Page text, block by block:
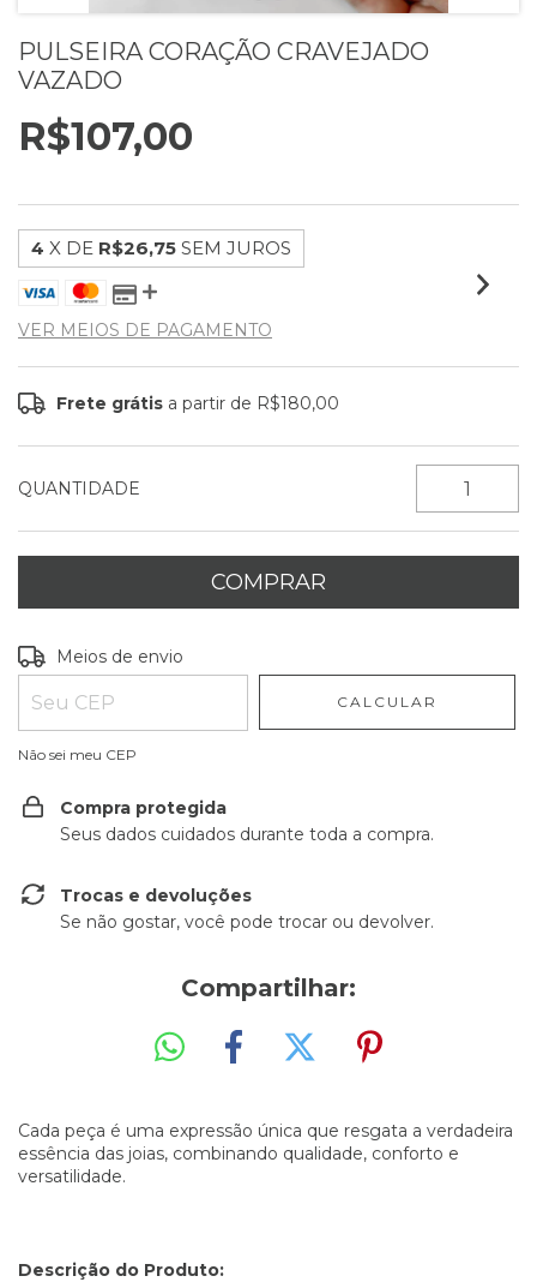
PULSEIRA CORAÇÃO CRAVEJADO
VAZADO
R$107,00
4 X DE R$26,75 SEM JUROS
VER MEIOS DE PAGAMENTO
Frete grátis a partir de R$180,00
QUANTIDADE
Entregas para o CEP:
Meios de envio
CALCULAR
Não sei meu CEP
Compra protegida
Seus dados cuidados durante toda a compra.
Trocas e devoluções
Se não gostar, você pode trocar ou devolver.
Compartilhar:
Cada peça é uma expressão única que resgata a verdadeira
essência das joias, combinando qualidade, conforto e
versatilidade.
Descrição do Produto: